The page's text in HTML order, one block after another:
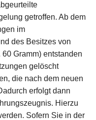
getroffen. Ab dem
im
des Besitzes von
Gramm) entstanden
gelöscht
die nach dem neuen
erfolgt dann
Hierzu
Sofern Sie in der